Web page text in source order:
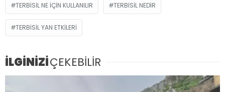
TERBISIL NE IÇIN KULLANILIR TERBISIL NEDIR
TERBISIL YAN ETKILERI
İLGİNİZİÇEKEBİLİR